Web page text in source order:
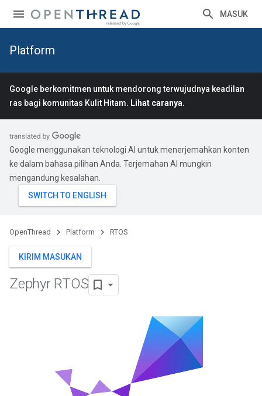
MASUK
Platform
Google berkomitmen untuk mendorong terwujudnya keadilan
ras bagi komunitas Kulit Hitam. Lihat caranya.
Google menggunakan teknologi AI untuk menerjemahkan konten
ke dalam bahasa pilihan Anda. Terjemahan AI mungkin
mengandung kesalahan.
OpenThread Platform RTOS
KIRIM MASUKAN
Zephyr RTOS